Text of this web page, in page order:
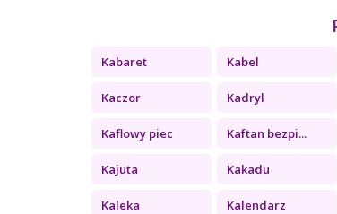
Kabaret Kabel
Kaczor Kadryl
Kaflowy piec Kaftan bezpi...
Kajuta Kakadu
Kaleka Kalendarz